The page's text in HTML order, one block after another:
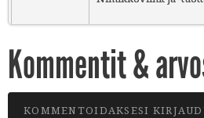
Kommentit &
KOMMENTOIDAKSESI